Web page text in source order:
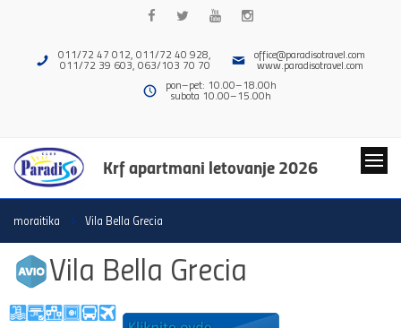
011/72 47 012, 011/72 40 928,
011/72 39 603, 063/103 70 70
office@paradisotravel.com
www.paradisotravel.com
pon–pet: 10.00–18.00h
subota 10.00–15.00h
Krf apartmani letovanje 2026
moraitika Vila Bella Grecia
Vila Bella Grecia